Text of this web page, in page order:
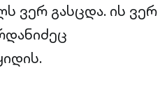
ვერ გასცდა. ის ვერ